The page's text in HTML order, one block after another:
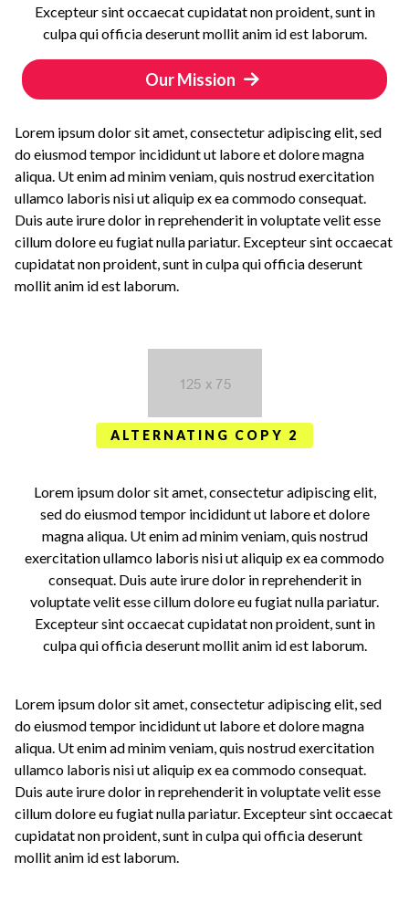
Excepteur sint occaecat cupidatat non proident, sunt in
culpa qui officia deserunt mollit anim id est laborum.
Our Mission
Lorem ipsum dolor sit amet, consectetur adipiscing elit, sed
do eiusmod tempor incididunt ut labore et dolore magna
aliqua. Ut enim ad minim veniam, quis nostrud exercitation
ullamco laboris nisi ut aliquip ex ea commodo consequat.
Duis aute irure dolor in reprehenderit in voluptate velit esse
cillum dolore eu fugiat nulla pariatur. Excepteur sint occaecat
cupidatat non proident, sunt in culpa qui officia deserunt
mollit anim id est laborum.
ALTERNATING COPY 2
Lorem ipsum dolor sit amet, consectetur adipiscing elit,
sed do eiusmod tempor incididunt ut labore et dolore
magna aliqua. Ut enim ad minim veniam, quis nostrud
exercitation ullamco laboris nisi ut aliquip ex ea commodo
consequat. Duis aute irure dolor in reprehenderit in
voluptate velit esse cillum dolore eu fugiat nulla pariatur.
Excepteur sint occaecat cupidatat non proident, sunt in
culpa qui officia deserunt mollit anim id est laborum.
Lorem ipsum dolor sit amet, consectetur adipiscing elit, sed
do eiusmod tempor incididunt ut labore et dolore magna
aliqua. Ut enim ad minim veniam, quis nostrud exercitation
ullamco laboris nisi ut aliquip ex ea commodo consequat.
Duis aute irure dolor in reprehenderit in voluptate velit esse
cillum dolore eu fugiat nulla pariatur. Excepteur sint occaecat
cupidatat non proident, sunt in culpa qui officia deserunt
mollit anim id est laborum.